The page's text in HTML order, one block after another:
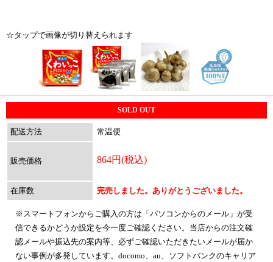
☆タップで画像が切り替えられます
SOLD OUT
配送方法 常温便
販売価格 864円(税込)
在庫数 完売しました。ありがとうございました。
※スマートフォンからご購入の方は「パソコンからのメール」が受
信できるかどうか設定を今一度ご確認ください。当店からの注文確
認メールや振込先の案内等、必ずご確認いただきたいメールが届か
ない事例が多発しています。docomo、au、ソフトバンクのキャリア